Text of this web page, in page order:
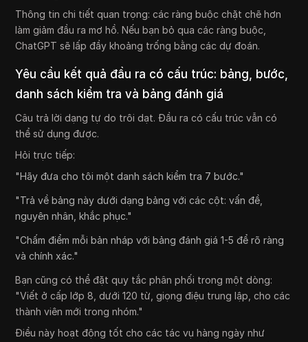
Thông tin chi tiết quan trọng: các ràng buộc chặt chẽ hơn
làm giảm đầu ra mơ hồ. Nếu bạn bỏ qua các ràng buộc,
ChatGPT sẽ lấp đầy khoảng trống bằng các dự đoán.
Yêu cầu kết quả đầu ra có cấu trúc: bảng, bước,
danh sách kiểm tra và bảng đánh giá
Câu trả lời dạng tự do trôi dạt. Đầu ra có cấu trúc vẫn có
thể sử dụng được.
Hỏi trực tiếp:
"Hãy đưa cho tôi một danh sách kiểm tra 7 bước."
"Trả về bảng này dưới dạng bảng với các cột: vấn đề,
nguyên nhân, khắc phục."
"Chấm điểm mỗi bản nháp với bảng đánh giá 1-5 để rõ ràng
và chính xác."
Bạn cũng có thể đặt quy tắc phân phối trong một dòng:
"Viết ở cấp lớp 8, dưới 120 từ, giọng điệu trung lập, cho các
thành viên mới trong nhóm."
Điều này hoạt động tốt cho các tác vụ hàng ngày như